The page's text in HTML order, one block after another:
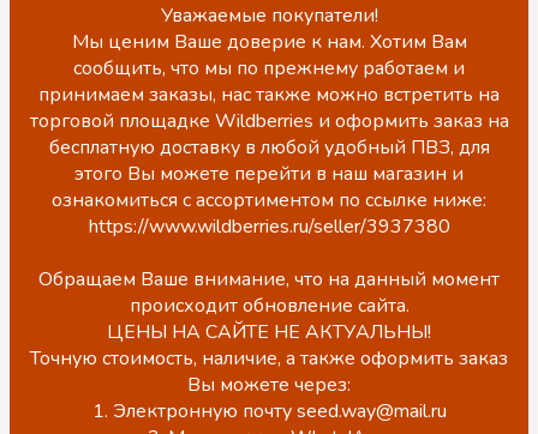
Уважаемые покупатели!
Мы ценим Ваше доверие к нам. Хотим Вам
сообщить, что мы по прежнему работаем и
принимаем заказы, нас также можно встретить на
торговой площадке Wildberries и оформить заказ на
бесплатную доставку в любой удобный ПВЗ, для
этого Вы можете перейти в наш магазин и
ознакомиться с ассортиментом по ссылке ниже:
https://www.wildberries.ru/seller/3937380
Обращаем Ваше внимание, что на данный момент
происходит обновление сайта.
ЦЕНЫ НА САЙТЕ НЕ АКТУАЛЬНЫ!
Точную стоимость, наличие, а также оформить заказ
Вы можете через:
1. Электронную почту seed.way@mail.ru